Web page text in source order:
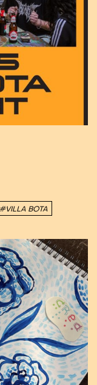
#VILLA BOTA